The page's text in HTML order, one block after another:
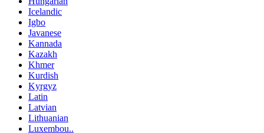
Icelandic
Igbo
Javanese
Kannada
Kazakh
Khmer
Kurdish
Kyrgyz
Latin
Latvian
Lithuanian
Luxembou..